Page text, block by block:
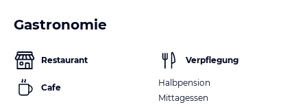
Gastronomie
Restaurant
Cafe
Verpflegung
Halbpension
Mittagessen